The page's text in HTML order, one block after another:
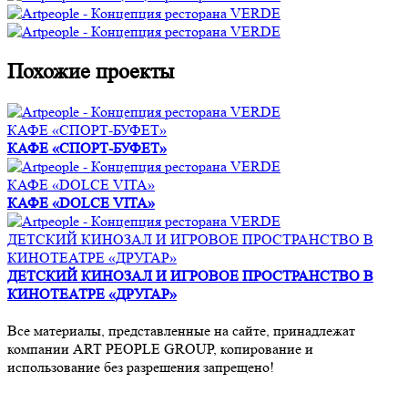
Похожие проекты
КАФЕ «СПОРТ-БУФЕТ»
КАФЕ «СПОРТ-БУФЕТ»
КАФЕ «DOLCE VITA»
КАФЕ «DOLCE VITA»
ДЕТСКИЙ КИНОЗАЛ И ИГРОВОЕ ПРОСТРАНСТВО В
КИНОТЕАТРЕ «ДРУГАР»
ДЕТСКИЙ КИНОЗАЛ И ИГРОВОЕ ПРОСТРАНСТВО В
КИНОТЕАТРЕ «ДРУГАР»
Все материалы, представленные на сайте, принадлежат
компании ART PEOPLE GROUP, копирование и
использование без разрешения запрещено!